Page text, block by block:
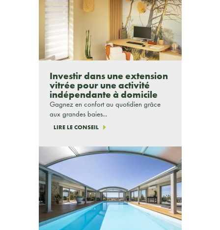
Investir dans une extension
vitrée pour une activité
indépendante à domicile
Gagnez en confort au quotidien grâce
aux grandes baies...
LIRE LE CONSEIL